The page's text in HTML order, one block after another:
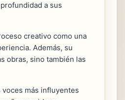
a sus
creativo como una
Además, su
obras, sino también las
más influyentes